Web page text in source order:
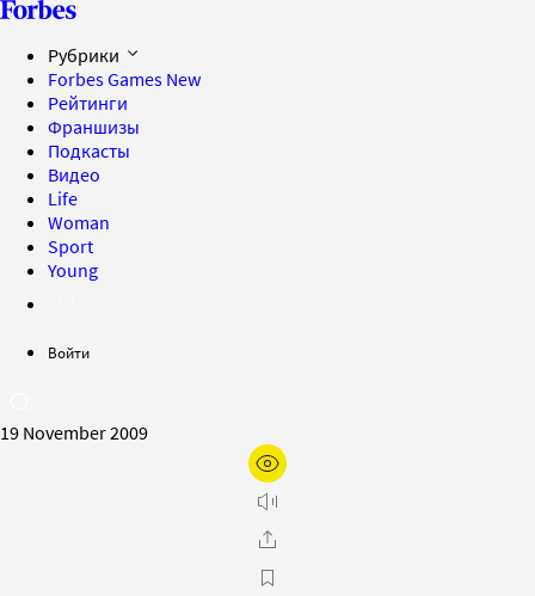
Рубрики
Forbes Games New
Рейтинги
Франшизы
Подкасты
Видео
Life
Woman
Sport
Young
Войти
19 November 2009